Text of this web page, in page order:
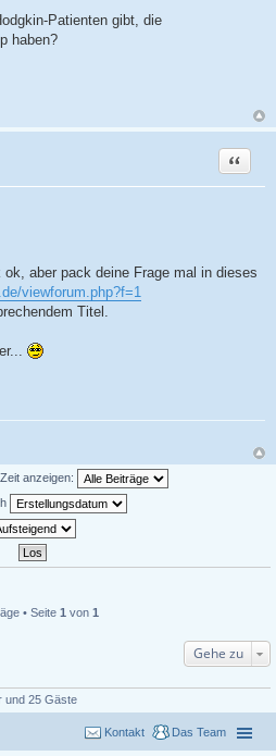
Patienten gibt, die
haben?
Zitat
aber pack deine Frage mal in dieses
viewforum.php?f=1
Titel.
anzeigen:
• Seite 1 von 1
Gehe zu
und 25 Gäste
Das Team
Kontakt